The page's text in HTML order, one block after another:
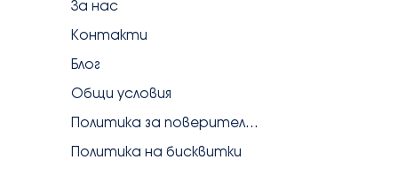
За нас
Контакти
Блог
Общи условия
Политика за поверителност
Политика на бисквитки